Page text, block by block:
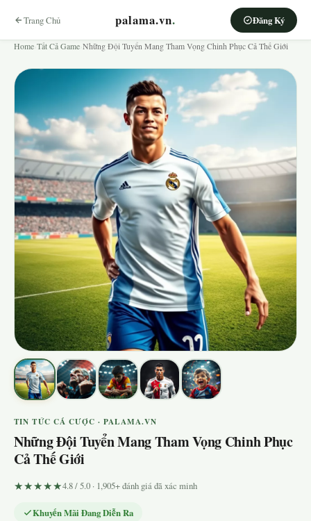
Trang Chủ palama.vn. Đăng Ký
Home Tất Cả Game Những Đội Tuyển Mang Tham Vọng Chinh Phục Cả Thế Giới
TIN TỨC CÁ CƯỢC · PALAMA.VN
Những Đội Tuyển Mang Tham Vọng Chinh Phục
Cả Thế Giới
★★★★★4.8 / 5.0 · 1,905+ đánh giá đã xác minh
Khuyến Mãi Đang Diễn Ra